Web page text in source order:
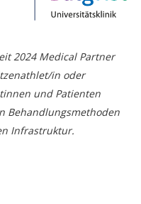
2024 Medical Partner
in oder
und Patienten
Behandlungsmethoden
Infrastruktur.